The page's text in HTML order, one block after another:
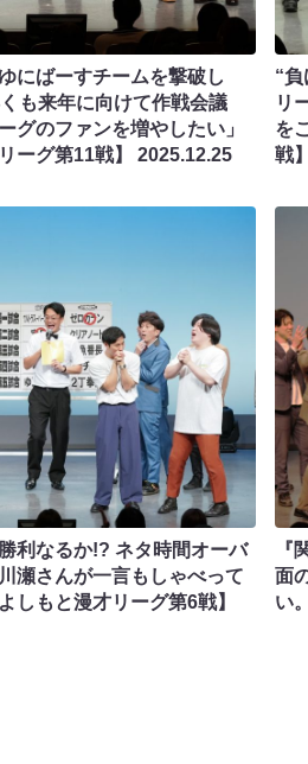
にばーすチームを撃破し
も来年に向けて作戦会議
グのファンを増やしたい」
ーグ第11戦】2025.12.25
“
リ
を
戦】
利なるか!? ネタ時間オーバ
瀬さんが一言もしゃべって
しもと漫才リーグ第6戦】
『
面
い